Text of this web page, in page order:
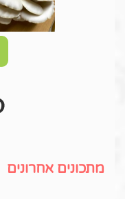
מתכונים אחרונים